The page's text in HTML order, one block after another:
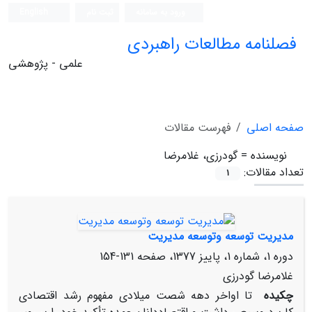
فصلنامه مطالعات راهبردی
علمی - پژوهشی
صفحه اصلی
فهرست مقالات
نویسنده =گودرزی، غلامرضا
تعداد مقالات:
1
مدیریت توسعه وتوسعه مدیریت
دوره 1، شماره 1، پاییز 1377، صفحه
131-154
غلامرضا گودرزی
چکیده
تا اواخر دهه شصت میلادی مفهوم رشد اقتصادی